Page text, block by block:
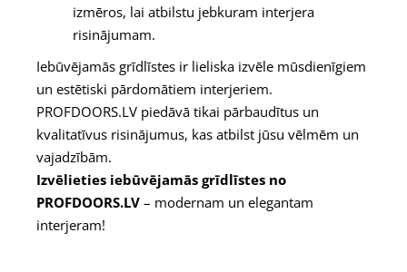
izmēros, lai atbilstu jebkuram interjera
risinājumam.
Iebūvējamās grīdlīstes ir lieliska izvēle mūsdienīgiem
un estētiski pārdomātiem interjeriem.
PROFDOORS.LV piedāvā tikai pārbaudītus un
kvalitatīvus risinājumus, kas atbilst jūsu vēlmēm un
vajadzībām.
Izvēlieties iebūvējamās grīdlīstes no
PROFDOORS.LV – modernam un elegantam
interjeram!